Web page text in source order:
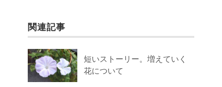
関連記事
短いストーリー。増えていく
花について